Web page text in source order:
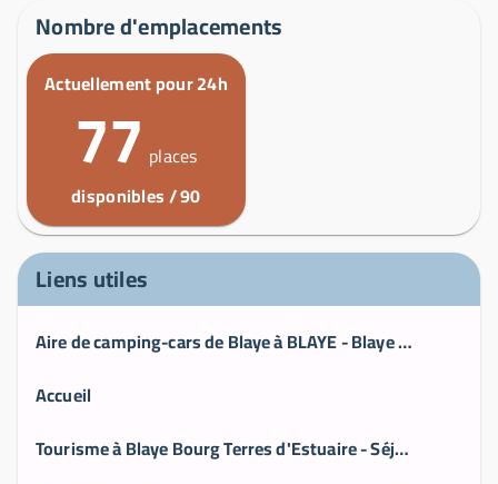
Nombre d'emplacements
Actuellement pour 24h
77 places
disponibles / 90
Liens utiles
Aire de camping-cars de Blaye à BLAYE - Blaye Bourg Terres d'Estuaire
Accueil
Tourisme à Blaye Bourg Terres d'Estuaire - Séjour et vacances - Gironde